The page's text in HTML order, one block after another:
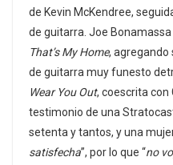
de Kevin McKendree,
de guitarra. Joe
That’s My Home, agregando
de guitarra muy funesto
Wear You Out, coescrita con
testimonio de una
setenta y tantos, y una
satisfecha”, por lo que “no